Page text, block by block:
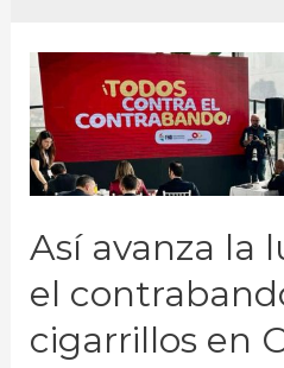
Así avanza la
el
cigarrillos en